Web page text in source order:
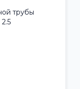
трубы